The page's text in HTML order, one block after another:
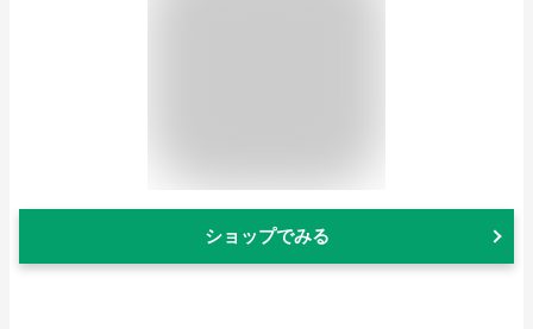
ショップでみる